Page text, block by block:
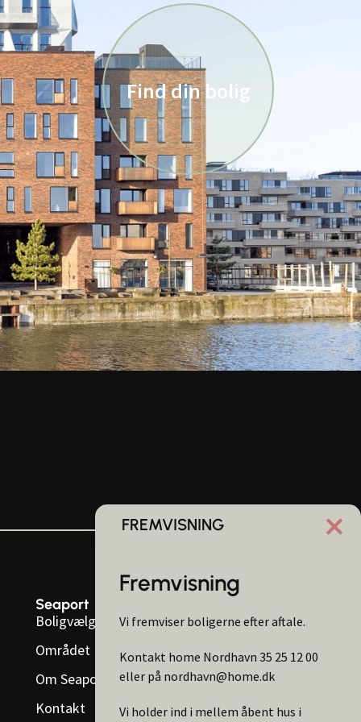
Find din bolig
Seaport
Boligvælger
Området
Om Seaport
Kontakt
Privatlivspolitik
FREMVISNING
Fremvisning
Vi fremviser boligerne efter aftale.
Kontakt home Nordhavn 35 25 12 00
eller på nordhavn@home.dk
Vi holder ind i mellem åbent hus i